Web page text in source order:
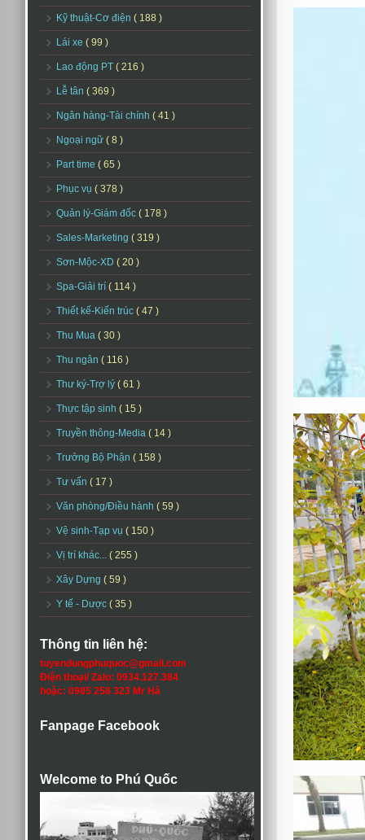
Kỹ thuật-Cơ điện ( 188 )
Lái xe ( 99 )
Lao động PT ( 216 )
Lễ tân ( 369 )
Ngân hàng-Tài chính ( 41 )
Ngoại ngữ ( 8 )
Part time ( 65 )
Phục vụ ( 378 )
Quản lý-Giám đốc ( 178 )
Sales-Marketing ( 319 )
Sơn-Mộc-XD ( 20 )
Spa-Giải trí ( 114 )
Thiết kế-Kiến trúc ( 47 )
Thu Mua ( 30 )
Thu ngân ( 116 )
Thư ký-Trợ lý ( 61 )
Thực tập sinh ( 15 )
Truyền thông-Media ( 14 )
Trưởng Bộ Phận ( 158 )
Tư vấn ( 17 )
Văn phòng/Điều hành ( 59 )
Vệ sinh-Tạp vụ ( 150 )
Vị trí khác... ( 255 )
Xây Dựng ( 59 )
Y tế - Dược ( 35 )
Thông tin liên hệ:
tuyendungphuquoc@gmail.com
Điện thoại/ Zalo: 0934.127.384
hoặc: 0985 258 323 Mr Hà
Fanpage Facebook
Welcome to Phú Quốc